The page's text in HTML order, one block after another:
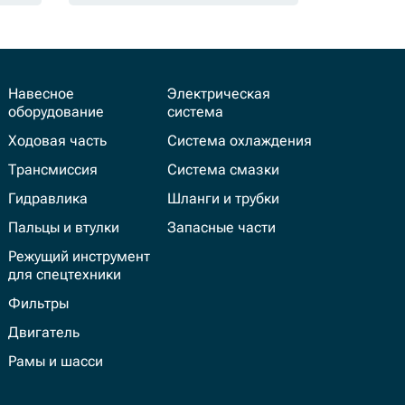
Навесное
оборудование
Ходовая часть
Трансмиссия
Гидравлика
Пальцы и втулки
Режущий инструмент
для спецтехники
Фильтры
Двигатель
Рамы и шасси
Электрическая
система
Система охлаждения
Система смазки
Шланги и трубки
Запасные части